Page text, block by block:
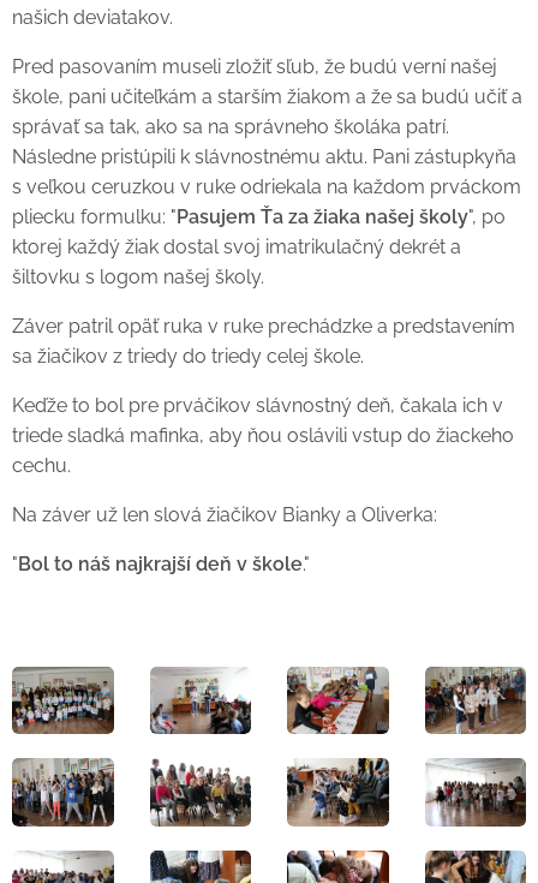
našich deviatakov.
Pred pasovaním museli zložiť sľub, že budú verní našej
škole, pani učiteľkám a starším žiakom a že sa budú učiť a
správať sa tak, ako sa na správneho školáka patrí.
Následne pristúpili k slávnostnému aktu. Pani zástupkyňa
s veľkou ceruzkou v ruke odriekala na každom prváckom
pliecku formulku: "Pasujem Ťa za žiaka našej školy", po
ktorej každý žiak dostal svoj imatrikulačný dekrét a
šiltovku s logom našej školy.
Záver patril opäť ruka v ruke prechádzke a predstavením
sa žiačikov z triedy do triedy celej škole.
Keďže to bol pre prváčikov slávnostný deň, čakala ich v
triede sladká mafinka, aby ňou oslávili vstup do žiackeho
cechu.
Na záver už len slová žiačikov Bianky a Oliverka:
"Bol to náš najkrajší deň v škole."